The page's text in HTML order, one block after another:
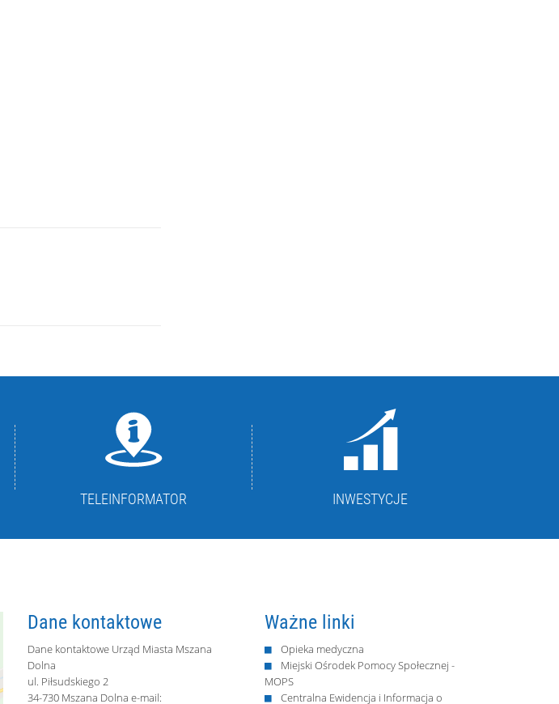
TELEINFORMATOR INWESTYCJE
Dane kontaktowe
Dane kontaktowe Urząd Miasta Mszana
Dolna
ul. Piłsudskiego 2
34-730 Mszana Dolna e-mail:
Ważne linki
Opieka medyczna
Miejski Ośrodek Pomocy Społecznej -
MOPS
Centralna Ewidencja i Informacja o